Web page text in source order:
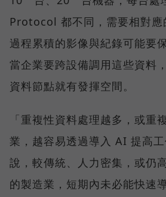
Protocol 都不同，需要相對應
過程累積的影像與紀錄可能要
當企業要跨設備調用這些資料
資料節點就有發揮空間。
「重複性資料處理越多，或重
業，越容易透過導入 AI 提高
說，較傳統、人力密集，或仍
的製造業，短期內未必能快速